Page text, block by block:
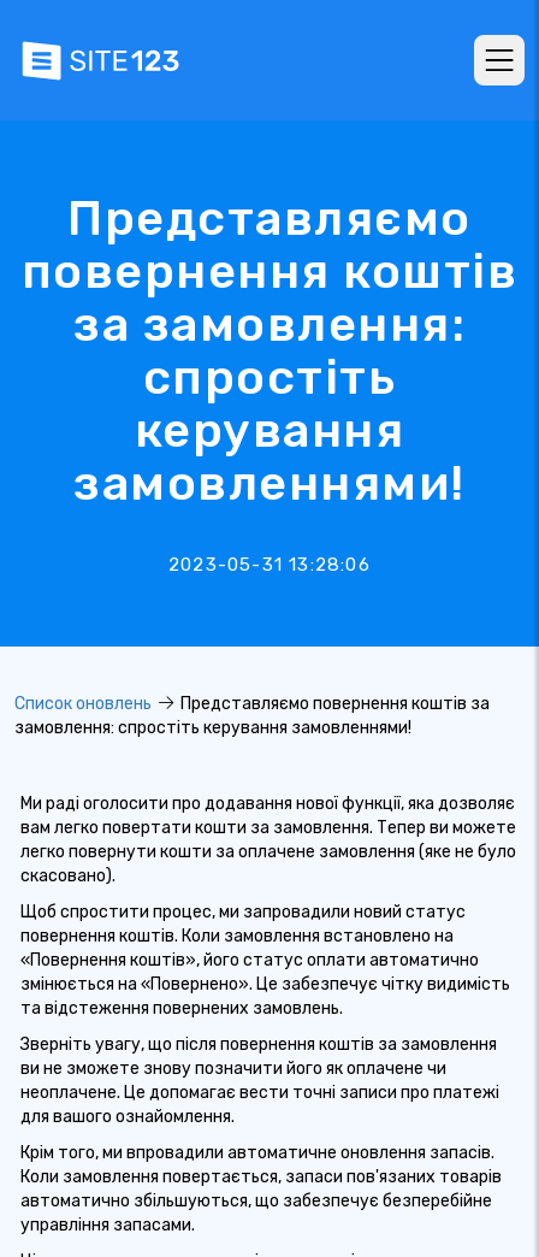
Представляємо
повернення коштів
за замовлення:
спростіть
керування
замовленнями!
2023-05-31 13:28:06
Список оновлень
Представляємо повернення коштів за
замовлення: спростіть керування замовленнями!
Ми раді оголосити про додавання нової функції, яка дозволяє
вам легко повертати кошти за замовлення. Тепер ви можете
легко повернути кошти за оплачене замовлення (яке не було
скасовано).
Щоб спростити процес, ми запровадили новий статус
повернення коштів. Коли замовлення встановлено на
«Повернення коштів», його статус оплати автоматично
змінюється на «Повернено». Це забезпечує чітку видимість
та відстеження повернених замовлень.
Зверніть увагу, що після повернення коштів за замовлення
ви не зможете знову позначити його як оплачене чи
неоплачене. Це допомагає вести точні записи про платежі
для вашого ознайомлення.
Крім того, ми впровадили автоматичне оновлення запасів.
Коли замовлення повертається, запаси пов'язаних товарів
автоматично збільшуються, що забезпечує безперебійне
управління запасами.